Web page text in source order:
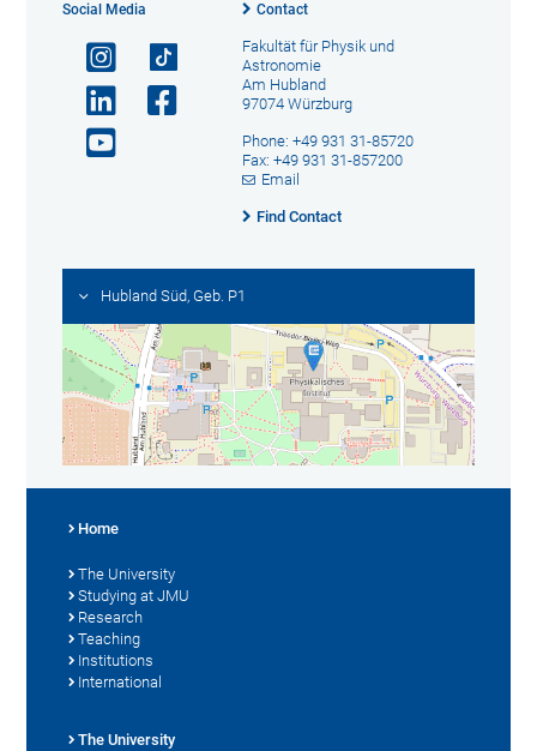
Social Media Contact
Fakultät für Physik und
Astronomie
Am Hubland
97074 Würzburg
Phone: +49 931 31-85720
Fax: +49 931 31-857200
Email
Find Contact
Hubland Süd, Geb. P1
Home
The University
Studying at JMU
Research
Teaching
Institutions
International
The University